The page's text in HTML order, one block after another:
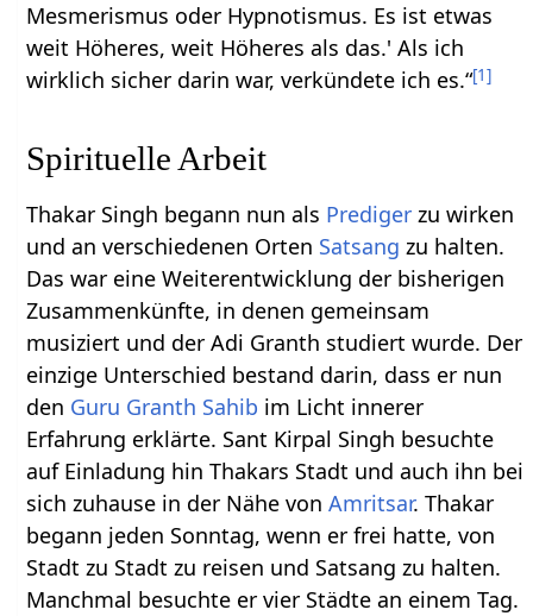
Mesmerismus oder Hypnotismus. Es ist etwas
weit Höheres, weit Höheres als das.' Als ich
wirklich sicher darin war, verkündete ich es.“[1]
Spirituelle Arbeit
Thakar Singh begann nun als Prediger zu wirken
und an verschiedenen Orten Satsang zu halten.
Das war eine Weiterentwicklung der bisherigen
Zusammenkünfte, in denen gemeinsam
musiziert und der Adi Granth studiert wurde. Der
einzige Unterschied bestand darin, dass er nun
den Guru Granth Sahib im Licht innerer
Erfahrung erklärte. Sant Kirpal Singh besuchte
auf Einladung hin Thakars Stadt und auch ihn bei
sich zuhause in der Nähe vonAmritsar. Thakar
begann jeden Sonntag, wenn er frei hatte, von
Stadt zu Stadt zu reisen und Satsang zu halten.
Manchmal besuchte er vier Städte an einem Tag.